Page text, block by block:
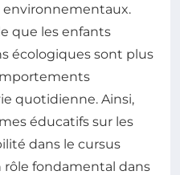
environnementaux.
que les enfants
écologiques sont plus
quotidienne. Ainsi,
éducatifs sur les
dans le cursus
rôle fondamental dans